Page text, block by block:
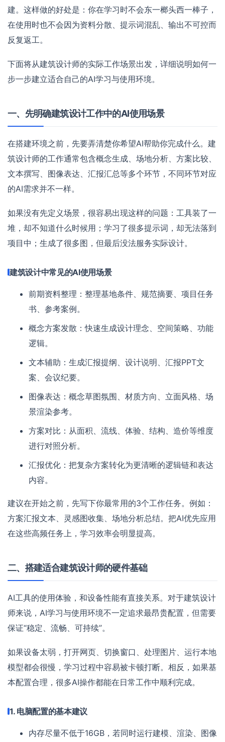
建。这样做的好处是：你在学习时不会东一榔头西一棒子，
在使用时也不会因为资料分散、提示词混乱、输出不可控而
反复返工。
下面将从建筑设计师的实际工作场景出发，详细说明如何一
步一步建立适合自己的AI学习与使用环境。
一、先明确建筑设计工作中的AI使用场景
在搭建环境之前，先要弄清楚你希望AI帮助你完成什么。建
筑设计师的工作通常包含概念生成、场地分析、方案比较、
文本撰写、图像表达、汇报汇总等多个环节，不同环节对应
的AI需求并不一样。
如果没有先定义场景，很容易出现这样的问题：工具装了一
堆，却不知道什么时候用；学习了很多提示词，却无法落到
项目中；生成了很多图，但最后没法服务实际设计。
建筑设计中常见的AI使用场景
前期资料整理：整理基地条件、规范摘要、项目任务
书、参考案例。
概念方案发散：快速生成设计理念、空间策略、功能
逻辑。
文本辅助：生成汇报提纲、设计说明、汇报PPT文
案、会议纪要。
图像表达：概念草图氛围、材质方向、立面风格、场
景渲染参考。
方案对比：从面积、流线、体验、结构、造价等维度
进行对照分析。
汇报优化：把复杂方案转化为更清晰的逻辑链和表达
内容。
建议在开始之前，先写下你最常用的3个工作任务。例如：
方案汇报文本、灵感图收集、场地分析总结。把AI优先应用
在这些高频任务上，学习效率会明显提高。
二、搭建适合建筑设计师的硬件基础
AI工具的使用体验，和设备性能有直接关系。对于建筑设计
师来说，AI学习与使用环境不一定追求最昂贵配置，但需要
保证“稳定、流畅、可持续”。
如果设备太弱，打开网页、切换窗口、处理图片、运行本地
模型都会很慢，学习过程中容易被卡顿打断。相反，如果基
本配置合理，很多AI操作都能在日常工作中顺利完成。
1. 电脑配置的基本建议
内存尽量不低于16GB，若同时运行建模、渲染、图像